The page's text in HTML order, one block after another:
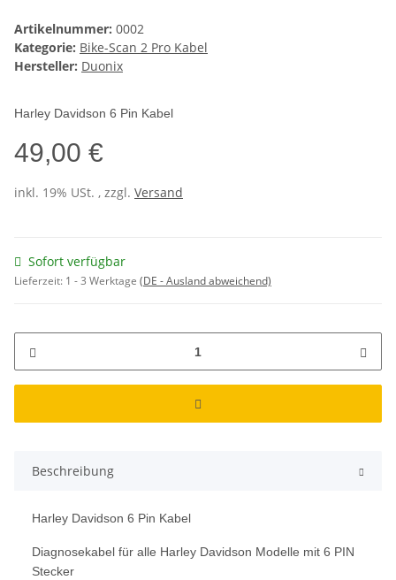
Artikelnummer: 0002
Kategorie: Bike-Scan 2 Pro Kabel
Hersteller: Duonix
Harley Davidson 6 Pin Kabel
49,00 €
inkl. 19% USt. , zzgl. Versand
Sofort verfügbar
Lieferzeit: 1 - 3 Werktage (DE - Ausland abweichend)
Beschreibung
Harley Davidson 6 Pin Kabel
Diagnosekabel für alle Harley Davidson Modelle mit 6 PIN
Stecker